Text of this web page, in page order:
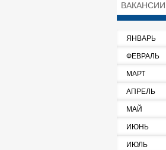
ВАКАНСИИ
ЯНВАРЬ
ФЕВРАЛЬ
МАРТ
АПРЕЛЬ
МАЙ
ИЮНЬ
ИЮЛЬ